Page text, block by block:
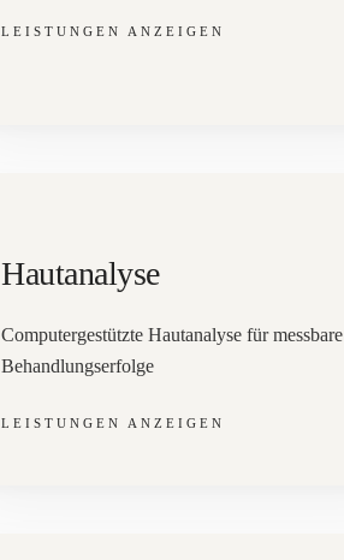
LEISTUNGEN ANZEIGEN
Hautanalyse
Computergestützte Hautanalyse für messbare
Behandlungserfolge
LEISTUNGEN ANZEIGEN